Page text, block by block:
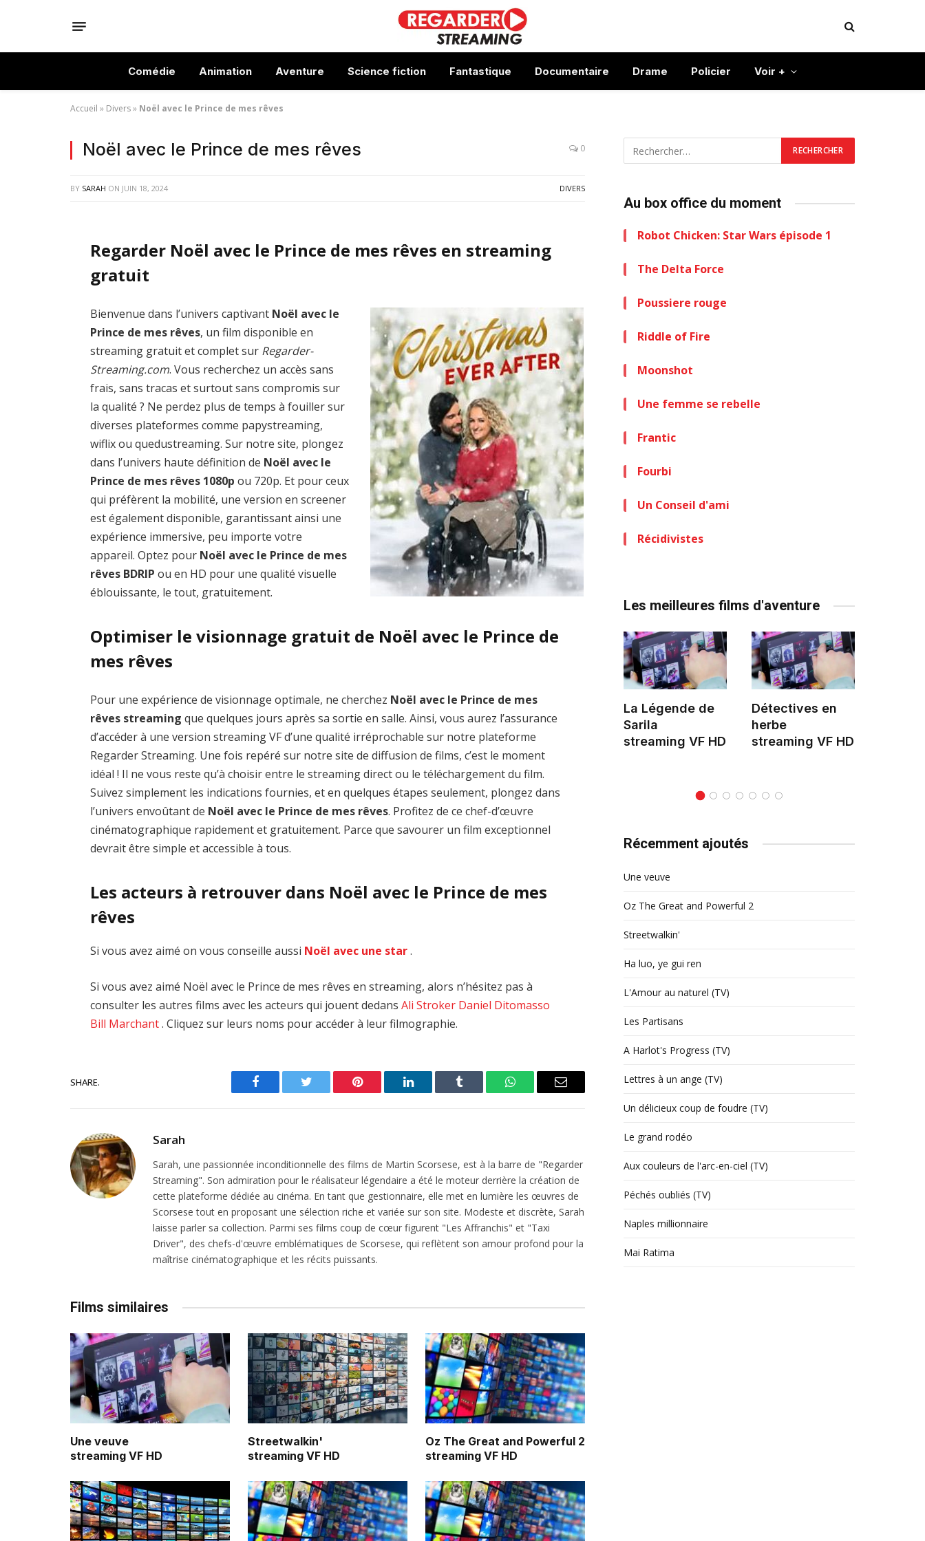
Comédie Animation Aventure Science fiction Fantastique Documentaire Drame Policier Voir +
Accueil » Divers» Noël avec le Prince de mes rêves
Noël avec le Prince de mes rêves 0
BY SARAH ON JUIN 18, 2024 DIVERS
Regarder Noël avec le Prince de mes rêves en streaming
gratuit
Bienvenue dans l’univers captivant Noël avec le
Prince de mes rêves, un film disponible en
streaming gratuit et complet sur Regarder-
Streaming.com. Vous recherchez un accès sans
frais, sans tracas et surtout sans compromis sur
la qualité ? Ne perdez plus de temps à fouiller sur
diverses plateformes comme papystreaming,
wiflix ou quedustreaming. Sur notre site, plongez
dans l’univers haute définition de Noël avec le
Prince de mes rêves 1080p ou 720p. Et pour ceux
qui préfèrent la mobilité, une version en screener
est également disponible, garantissant ainsi une
expérience immersive, peu importe votre
appareil. Optez pour Noël avec le Prince de mes
rêves BDRIP ou en HD pour une qualité visuelle
éblouissante, le tout, gratuitement.
Optimiser le visionnage gratuit de Noël avec le Prince de
mes rêves
Pour une expérience de visionnage optimale, ne cherchez Noël avec le Prince de mes
rêves streaming que quelques jours après sa sortie en salle. Ainsi, vous aurez l’assurance
d’accéder à une version streaming VF d’une qualité irréprochable sur notre plateforme
Regarder Streaming. Une fois repéré sur notre site de diffusion de films, c’est le moment
idéal ! Il ne vous reste qu’à choisir entre le streaming direct ou le téléchargement du film.
Suivez simplement les indications fournies, et en quelques étapes seulement, plongez dans
l’univers envoûtant de Noël avec le Prince de mes rêves. Profitez de ce chef-d’œuvre
cinématographique rapidement et gratuitement. Parce que savourer un film exceptionnel
devrait être simple et accessible à tous.
Les acteurs à retrouver dans Noël avec le Prince de mes
rêves
Si vous avez aimé on vous conseille aussi Noël avec une star.
Si vous avez aimé Noël avec le Prince de mes rêves en streaming, alors n’hésitez pas à
consulter les autres films avec les acteurs qui jouent dedansAli Stroker Daniel Ditomasso
Bill Marchant. Cliquez sur leurs noms pour accéder à leur filmographie.
SHARE.
Facebook Twitter Pinterest LinkedIn Tumblr WhatsAppEmail
Sarah
Sarah, une passionnée inconditionnelle des films de Martin Scorsese, est à la barre de "Regarder
Streaming". Son admiration pour le réalisateur légendaire a été le moteur derrière la création de
cette plateforme dédiée au cinéma. En tant que gestionnaire, elle met en lumière les œuvres de
Scorsese tout en proposant une sélection riche et variée sur son site. Modeste et discrète, Sarah
laisse parler sa collection. Parmi ses films coup de cœur figurent "Les Affranchis" et "Taxi
Driver", des chefs-d'œuvre emblématiques de Scorsese, qui reflètent son amour profond pour la
maîtrise cinématographique et les récits puissants.
Films similaires
Une veuve
streaming VF HD
Streetwalkin'
streaming VF HD
Oz The Great and Powerful 2
streaming VF HD
Au box office du moment
Robot Chicken: Star Wars épisode 1
The Delta Force
Poussiere rouge
Riddle of Fire
Moonshot
Une femme se rebelle
Frantic
Fourbi
Un Conseil d'ami
Récidivistes
Les meilleures films d'aventure
Zenon: Girl of
the 21st Century
streaming VF HD
La Légende des
1000 dragons
streaming VF HD
La Légende de
Sarila
streaming VF HD
Détectives en
herbe
streaming VF HD
Récemment ajoutés
Une veuve
Oz The Great and Powerful 2
Streetwalkin'
Ha luo, ye gui ren
L'Amour au naturel (TV)
Les Partisans
A Harlot's Progress (TV)
Lettres à un ange (TV)
Un délicieux coup de foudre (TV)
Le grand rodéo
Aux couleurs de l'arc-en-ciel (TV)
Péchés oubliés (TV)
Naples millionnaire
Mai Ratima